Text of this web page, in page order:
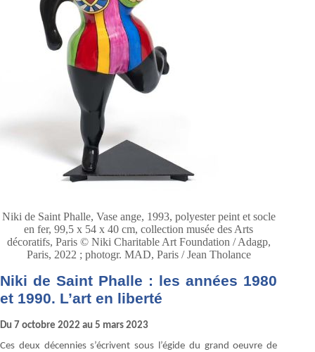
Niki de Saint Phalle, Vase ange, 1993, polyester peint et socle
en fer, 99,5 x 54 x 40 cm, collection musée des Arts
décoratifs, Paris © Niki Charitable Art Foundation / Adagp,
Paris, 2022 ; photogr. MAD, Paris / Jean Tholance
Niki de Saint Phalle : les années 1980
et 1990. L’art en liberté
Du 7 octobre 2022 au 5 mars 2023
Ces deux décennies s’écrivent sous l’égide du grand oeuvre de